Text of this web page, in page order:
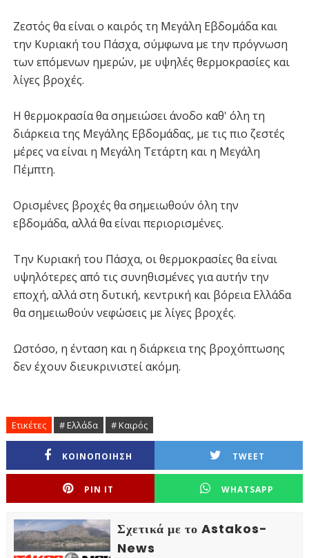
Ζεστός θα είναι ο καιρός τη Μεγάλη Εβδομάδα και
την Κυριακή του Πάσχα, σύμφωνα με την πρόγνωση
των επόμενων ημερών, με υψηλές θερμοκρασίες και
λίγες βροχές.
Η θερμοκρασία θα σημειώσει άνοδο καθ' όλη τη
διάρκεια της Μεγάλης Εβδομάδας, με τις πιο ζεστές
μέρες να είναι η Μεγάλη Τετάρτη και η Μεγάλη
Πέμπτη.
Ορισμένες βροχές θα σημειωθούν όλη την
εβδομάδα, αλλά θα είναι περιορισμένες.
Την Κυριακή του Πάσχα, οι θερμοκρασίες θα είναι
υψηλότερες από τις συνηθισμένες για αυτήν την
εποχή, αλλά στη δυτική, κεντρική και βόρεια Ελλάδα
θα σημειωθούν νεφώσεις με λίγες βροχές.
Ωστόσο, η ένταση και η διάρκεια της βροχόπτωσης
δεν έχουν διευκρινιστεί ακόμη.
Ετικέτες # Ελλάδα # Καιρός
ΚΟΙΝΟΠΟΙΗΣΗ TWEET
PIN IT WHATSAPP
Σχετικά με το Astakos-
News